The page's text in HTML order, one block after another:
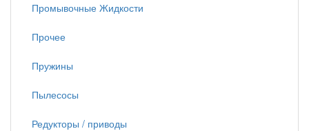
Промывочные Жидкости
Прочее
Пружины
Пылесосы
Редукторы / приводы